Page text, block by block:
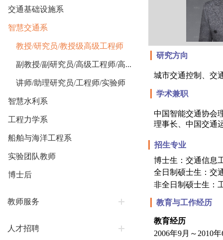
交通基础设施系
智慧交通系
教授/研究员/教授级高级工程师
副教授/副研究员/高级工程师/高...
讲师/助理研究员/工程师/实验师
智慧水利系
工程力学系
船舶与海洋工程系
实验团队教师
博士后
教师服务
人才招聘
研究方向
城市交通控制、交
学术兼职
中国智能交通协会
理事长、中国交通
招生专业
博士生：交通信息
全日制硕士生：交
非全日制硕士生：
教育与工作经历
教育经历
2006年9月～ 2010年